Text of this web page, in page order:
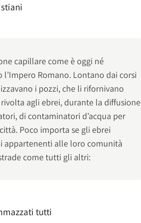
capillare come è oggi né
Romano. Lontano dai corsi
i pozzi, che li rifornivano
rivolta agli ebrei, durante la diffusione
di contaminatori d’acqua per
Poco importa se gli ebrei
appartenenti alle loro comunità
come tutti gli altri:
tutti